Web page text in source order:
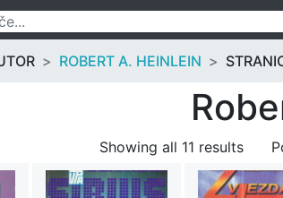
ROBERT A. HEINLEIN
Showing all 11 results